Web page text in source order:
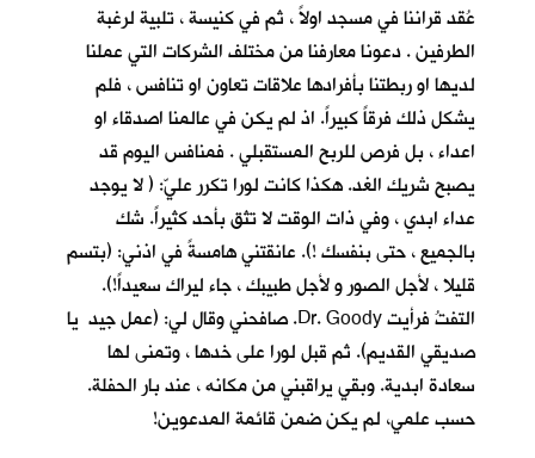
عُقد قراننا في مسجد اولاً ، ثم في كنيسة ، تلبية لرغبة
الطرفين . دعونا معارفنا من مختلف الشركات التي عملنا
لديها او ربطتنا بأفرادها علاقات تعاون او تنافس ، فلم
يشكل ذلك فرقاً كبيراً. اذ لم يكن في عالمنا اصدقاء او
اعداء ، بل فرص للربح المستقبلي . فمنافس اليوم قد
يصبح شريك الغد. هكذا كانت لورا تكرر عليّ: ( لا يوجد
عداء ابدي ، وفي ذات الوقت لا تثق بأحد كثيراً. شك
بالجميع ، حتى بنفسك !). عانقتني هامسةً في اذني: (بتسم
قليلا ، لأجل الصور و لأجل طبيبك ، جاء ليراك سعيداً!).
التفتُ فرأيت Dr. Goody. صافحني وقال لي: (عمل جيد يا
صديقي القديم). ثم قبل لورا على خدها ، وتمنى لها
سعادة ابدية. وبقي يراقبني من مكانه ، عند بار الحفلة.
حسب علمي، لم يكن ضمن قائمة المدعوين!